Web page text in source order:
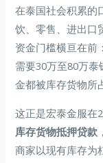
在泰国社会积累的
饮、零售、进出口
资金门槛横亘在前
需要30万至80万
金都被库存货物所
这正是宏泰金服
库存货物抵押贷款
商家以现有库存为